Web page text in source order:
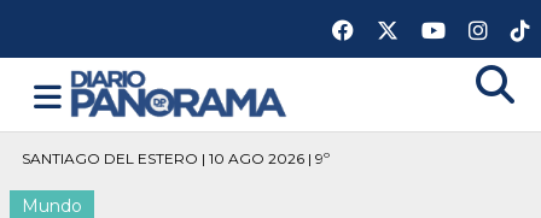
SANTIAGO DEL ESTERO | 10 AGO 2026 | 9º
Mundo